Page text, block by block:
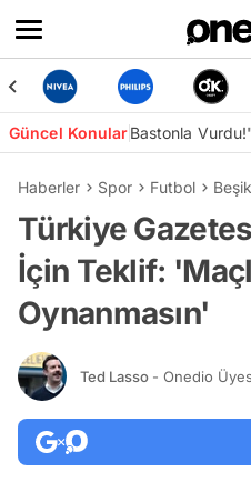
Güncel KonularBastonla Vurdu!
Haberler Spor Futbol
Türkiye
İçin Teklif:
Oynanmasın'
Ted Lasso - Onedio